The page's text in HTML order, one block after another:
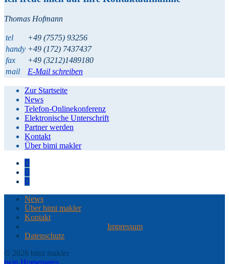
Thomas Hofmann
tel
+49 (7575) 93256
handy +49 (172) 7437437
fax
+49 (3212)1489180
mail
E-Mail schreiben
Zur Startseite
News
Telefon-Onlinekonferenz
Elektronische Unterschrift
Partner werden
Kontakt
Über bimi makler
News
Über bimi makler
Kontakt
Impressum
Datenschutz
© 2026 bimi makler
twin Homepages